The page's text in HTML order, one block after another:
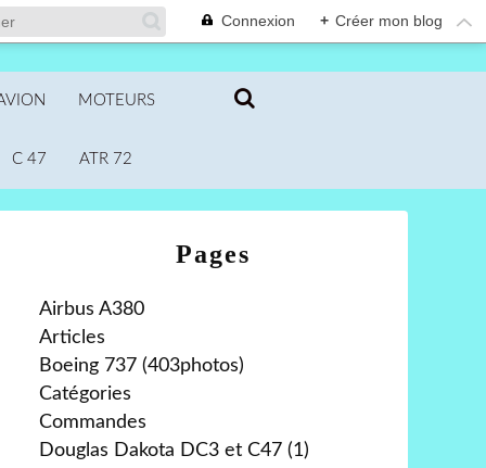
Connexion + Créer mon blog
MOTEURS
C 47 ATR 72
Pages
Airbus A380
Articles
Boeing 737 (403photos)
Catégories
Commandes
Douglas Dakota DC3 et C47 (1)